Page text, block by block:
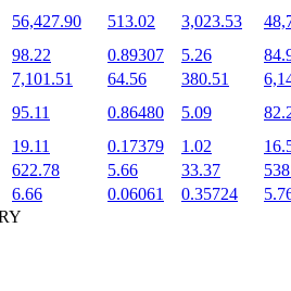
الرهان المرن لكسب
56,427.90 513.02 3,023.53
98.22 0.89307 5.26
7,101.51 64.56 380.51
95.11 0.86480 5.09
19.11 0.17379 1.02
622.78 5.66 33.37
6.66 0.06061 0.35724